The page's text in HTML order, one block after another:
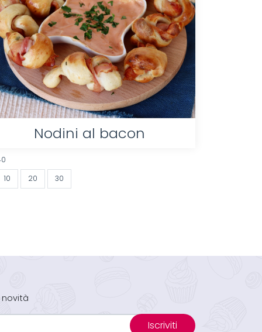
Nodini al bacon
10 20 30
Iscriviti